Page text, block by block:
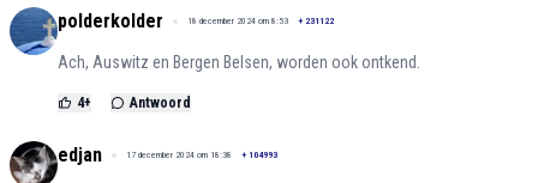
polderkolder 18 december 2024 om 8:53 + 231122
Ach, Auswitz en Bergen Belsen, worden ook ontkend.
4+ Antwoord
edjan 17 december 2024 om 18:38 + 104993